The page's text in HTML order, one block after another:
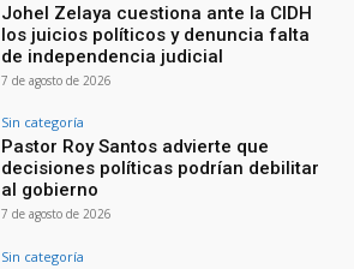
Johel Zelaya cuestiona ante la CIDH
los juicios políticos y denuncia falta
de independencia judicial
7 de agosto de 2026
Sin categoría
Pastor Roy Santos advierte que
decisiones políticas podrían debilitar
al gobierno
7 de agosto de 2026
Sin categoría